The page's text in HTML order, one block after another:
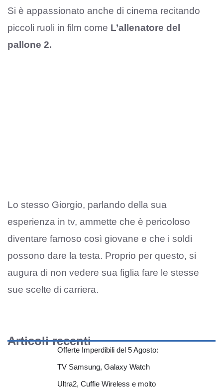
Si è appassionato anche di cinema recitando
piccoli ruoli in film come L’allenatore del
pallone 2.
Lo stesso Giorgio, parlando della sua
esperienza in tv, ammette che è pericoloso
diventare famoso così giovane e che i soldi
possono dare la testa. Proprio per questo, si
augura di non vedere sua figlia fare le stesse
sue scelte di carriera.
Articoli recenti
Offerte Imperdibili del 5 Agosto:
TV Samsung, Galaxy Watch
Ultra2, Cuffie Wireless e molto